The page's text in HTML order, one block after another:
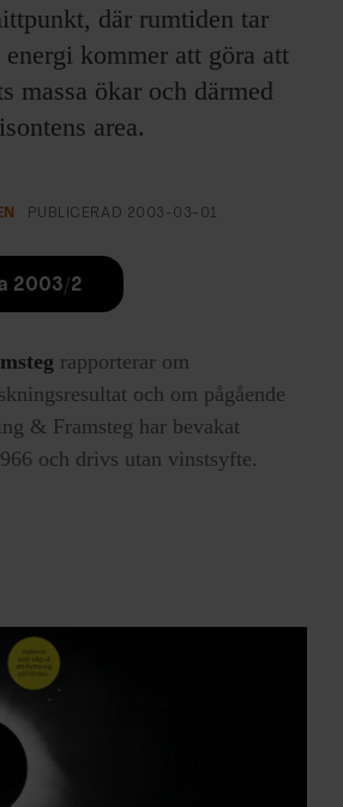
där rumtiden tar
kommer att göra att
massa ökar och därmed
area.
PUBLICERAD 2003-03-01
2003/2
rapporterar om
och om pågående
& Framsteg har bevakat
och drivs utan vinstsyfte.